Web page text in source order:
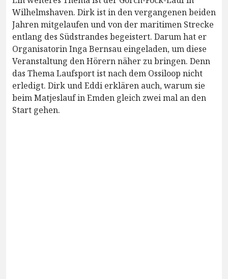
Wilhelmshaven. Dirk ist in den vergangenen beiden
Jahren mitgelaufen und von der maritimen Strecke
entlang des Südstrandes begeistert. Darum hat er
Organisatorin Inga Bernsau eingeladen, um diese
Veranstaltung den Hörern näher zu bringen. Denn
das Thema Laufsport ist nach dem Ossiloop nicht
erledigt. Dirk und Eddi erklären auch, warum sie
beim Matjeslauf in Emden gleich zwei mal an den
Start gehen.